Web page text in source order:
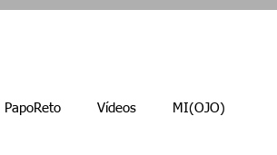
PapoReto Vídeos MI(OJO)